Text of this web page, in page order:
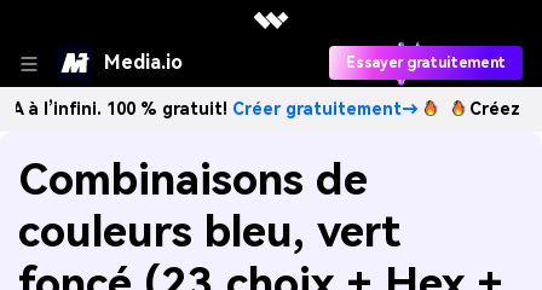
Media.io Essayer gratuitement
100 % gratuit!Créer gratuitement→ Créez des
Combinaisons de
couleurs bleu, vert